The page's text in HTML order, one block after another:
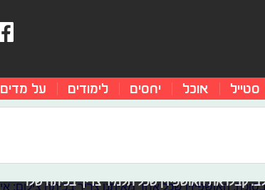
סטייל אוכל יחסים לימודים על מדים
קבלו את האושפיזין שכל תלמיד צריך בכיתה שלו